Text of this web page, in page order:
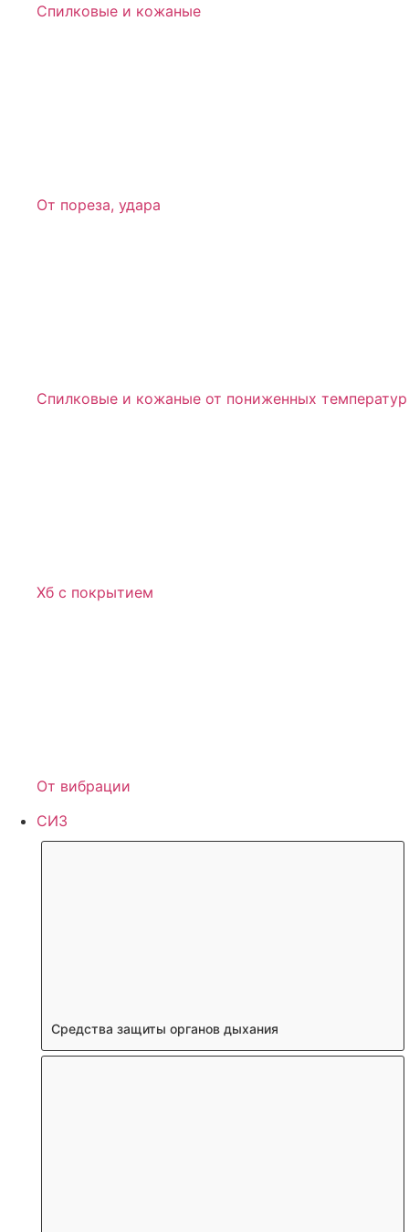
Спилковые и кожаные
От пореза, удара
Спилковые и кожаные от пониженных температур
Хб с покрытием
От вибрации
СИЗ
Средства защиты органов дыхания